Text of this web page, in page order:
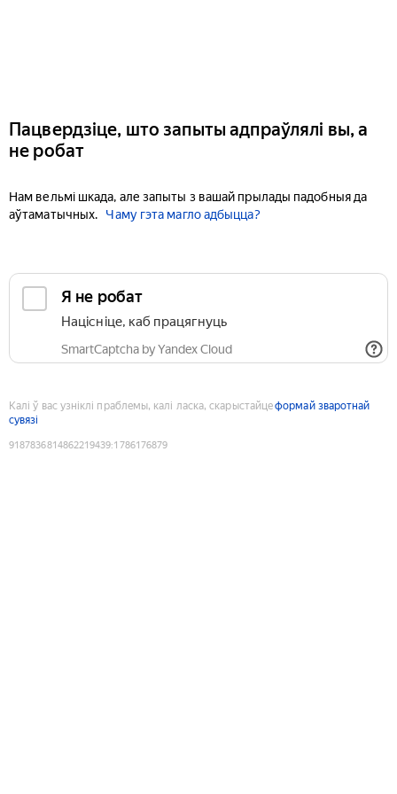
Пацвердзіце, што запыты адпраўлялі вы, а
не робат
Нам вельмі шкада, але запыты з вашай прылады падобныя да
аўтаматычных.
Чаму гэта магло адбыцца?
Я не робат
Націсніце, каб працягнуць
SmartCaptcha by Yandex Cloud
Калі ў вас узніклі праблемы, калі ласка, скарыстайцеформай зваротнай
сувязі
9187836814862219439:1786176879